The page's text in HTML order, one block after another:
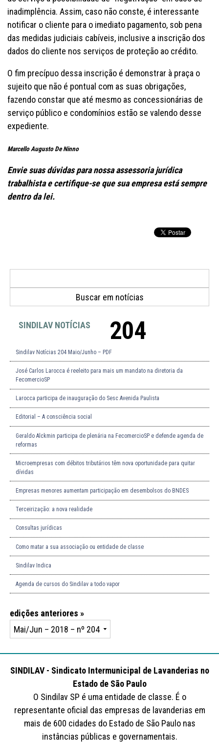
inadimplência. Assim, caso não conste, é interessante
notificar o cliente para o imediato pagamento, sob pena
das medidas judiciais cabíveis, inclusive a inscrição dos
dados do cliente nos serviços de proteção ao crédito.
O fim precípuo dessa inscrição é demonstrar à praça o
sujeito que não é pontual com as suas obrigações,
fazendo constar que até mesmo as concessionárias de
serviço público e condomínios estão se valendo desse
expediente.
Marcello Augusto De Ninno
Envie suas dúvidas para nossa assessoria jurídica
trabalhista e certifique-se que sua empresa está sempre
dentro da lei.
SINDILAV NOTÍCIAS 204
Sindilav Notícias 204 Maio/Junho – PDF
José Carlos Larocca é reeleito para mais um mandato na diretoria da
FecomercioSP
Larocca participa de inauguração do Sesc Avenida Paulista
Editorial – A consciência social
Geraldo Alckmin participa de plenária na FecomercioSP e defende agenda de
reformas
Microempresas com débitos tributários têm nova oportunidade para quitar
dívidas
Empresas menores aumentam participação em desembolsos do BNDES
Terceirização: a nova realidade
Consultas jurídicas
Como matar a sua associação ou entidade de classe
Sindilav Indica
Agenda de cursos do Sindilav a todo vapor
edições anteriores »
SINDILAV - Sindicato Intermunicipal de Lavanderias no
Estado de São Paulo
O Sindilav SP é uma entidade de classe. É o
representante oficial das empresas de lavanderias em
mais de 600 cidades do Estado de São Paulo nas
instâncias públicas e governamentais.